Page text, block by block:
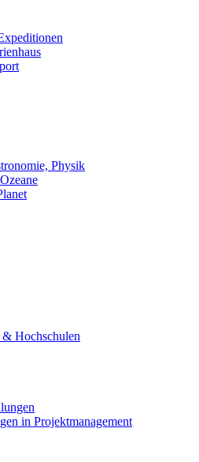
Physik
Hochschulen
in Projektmanagement